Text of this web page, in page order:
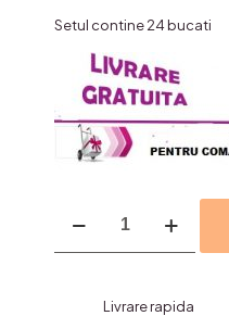
Setul contine 24 bucati
Concealer,In
Livrare rapida